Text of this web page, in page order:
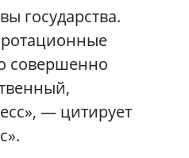
государства.
ротационные
совершенно
— цитирует